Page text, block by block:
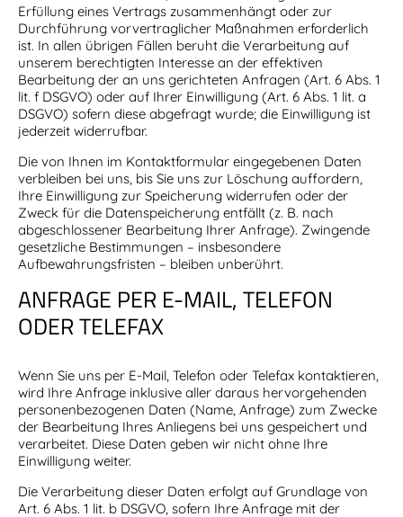
Erfüllung eines Vertrags zusammenhängt oder zur
Durchführung vorvertraglicher Maßnahmen erforderlich
ist. In allen übrigen Fällen beruht die Verarbeitung auf
unserem berechtigten Interesse an der effektiven
Bearbeitung der an uns gerichteten Anfragen (Art. 6 Abs. 1
lit. f DSGVO) oder auf Ihrer Einwilligung (Art. 6 Abs. 1 lit. a
DSGVO) sofern diese abgefragt wurde; die Einwilligung ist
jederzeit widerrufbar.
Die von Ihnen im Kontaktformular eingegebenen Daten
verbleiben bei uns, bis Sie uns zur Löschung auffordern,
Ihre Einwilligung zur Speicherung widerrufen oder der
Zweck für die Datenspeicherung entfällt (z. B. nach
abgeschlossener Bearbeitung Ihrer Anfrage). Zwingende
gesetzliche Bestimmungen – insbesondere
Aufbewahrungsfristen – bleiben unberührt.
ANFRAGE PER E-MAIL, TELEFON
ODER TELEFAX
Wenn Sie uns per E-Mail, Telefon oder Telefax kontaktieren,
wird Ihre Anfrage inklusive aller daraus hervorgehenden
personenbezogenen Daten (Name, Anfrage) zum Zwecke
der Bearbeitung Ihres Anliegens bei uns gespeichert und
verarbeitet. Diese Daten geben wir nicht ohne Ihre
Einwilligung weiter.
Die Verarbeitung dieser Daten erfolgt auf Grundlage von
Art. 6 Abs. 1 lit. b DSGVO, sofern Ihre Anfrage mit der